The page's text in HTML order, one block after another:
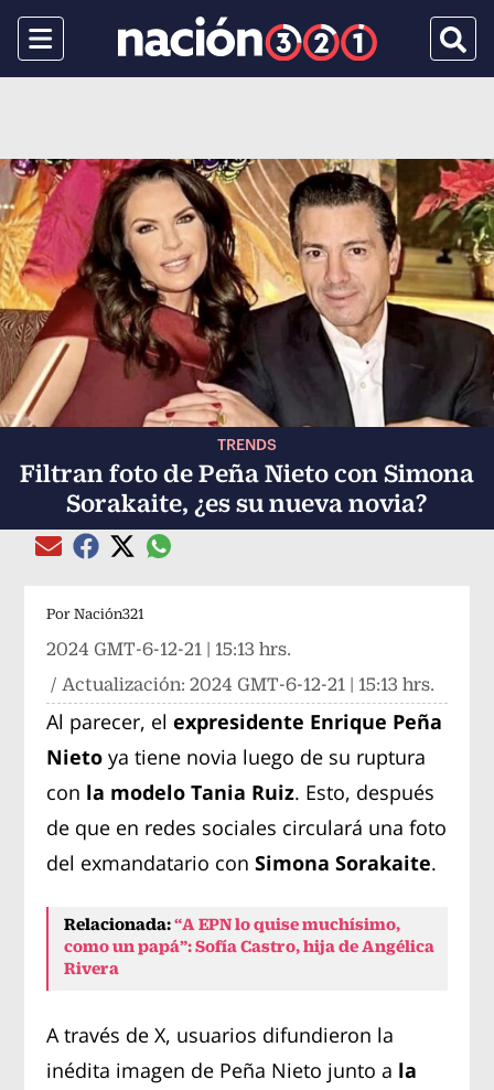
Menu
TRENDS
Filtran foto de Peña Nieto con Simona
Sorakaite, ¿es su nueva novia?
Compartir el artículo actual mediante Email
Compartir el artículo actual mediante Facebook
Compartir el artículo actual mediante Twitter
Compartir el artículo actual mediante
Por Nación321
2024 GMT-6-12-21 | 15:13 hrs.
/ Actualización:2024 GMT-6-12-21 | 15:13 hrs.
Al parecer, elexpresidente Enrique Peña
Nieto ya tiene novia luego de su ruptura
con la modelo Tania Ruiz. Esto, después
de que en redes sociales circulará una foto
del exmandatario conSimona Sorakaite.
Relacionada:“A EPN lo quise muchísimo,
como un papá”: Sofía Castro, hija de Angélica
Rivera
A través de X, usuarios difundieron la
inédita imagen de Peña Nieto junto a la